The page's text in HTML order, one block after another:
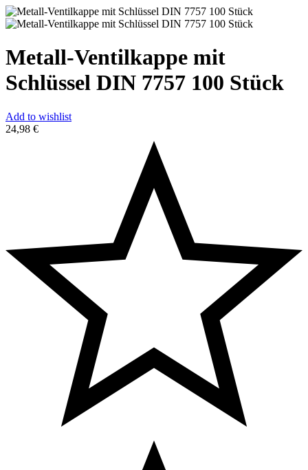
Metall-Ventilkappe mit
Schlüssel DIN 7757 100 Stück
Add to wishlist
24,98 €